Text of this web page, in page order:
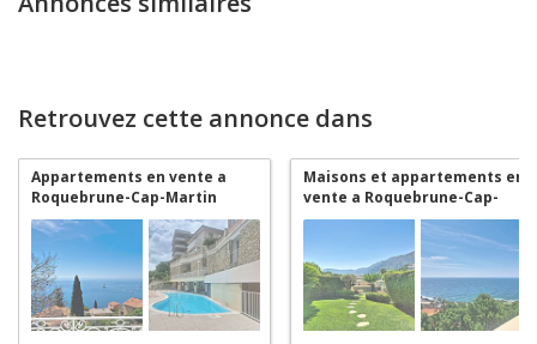
Retrouvez cette annonce dans
Appartements en vente a
Roquebrune-Cap-Martin
Maisons et appartements en
vente a Roquebrune-Cap-
Martin